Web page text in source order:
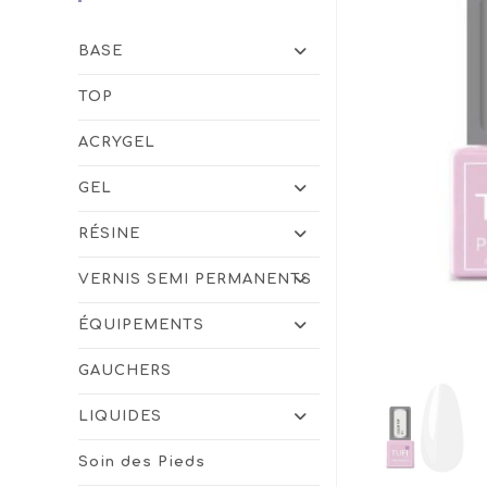
BASE
TOP
ACRYGEL
GEL
RÉSINE
VERNIS SEMI PERMANENTS
ÉQUIPEMENTS
GAUCHERS
LIQUIDES
Soin des Pieds